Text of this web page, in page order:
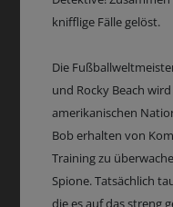
knifflige Fälle gelöst.
Die
und Rocky Beach
amerikanischen
Bob erhalten von
Training zu
Spione. Tatsächlich
die es auf das streng